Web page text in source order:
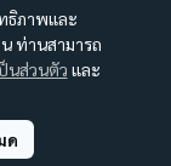
ธิภาพและ
ท่านสามารถ
นส่วนตัว และ
ด